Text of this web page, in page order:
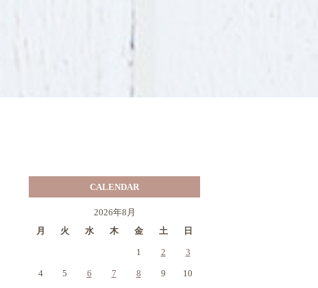
CALENDAR
2026年8月
月
火 水 木 金 土 日
1 2 3
4 5 6 7 8 9 10